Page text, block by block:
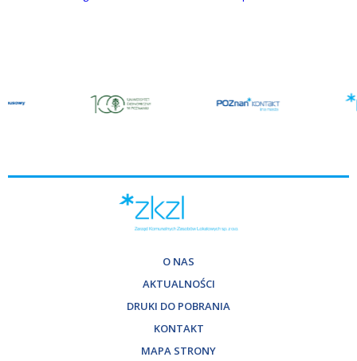
O NAS
AKTUALNOŚCI
DRUKI DO POBRANIA
KONTAKT
MAPA STRONY